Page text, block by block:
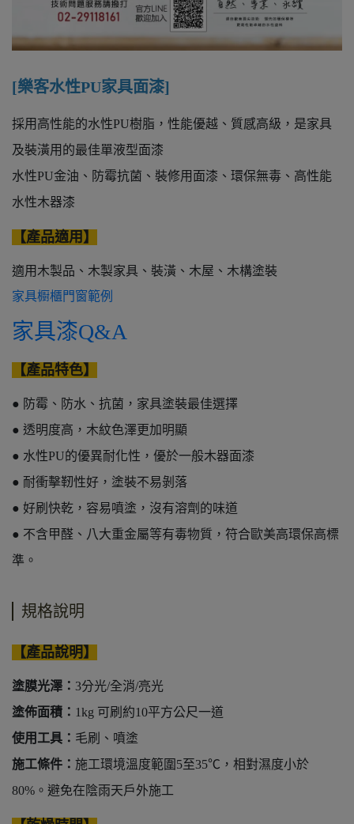
[樂客水性PU家具面漆]
採用高性能的水性PU樹脂，性能優越、質感高級，是家具
及裝潢用的最佳單液型面漆
水性PU金油、防霉抗菌、裝修用面漆、環保無毒、高性能
水性木器漆
【產品適用】
適用木製品、木製家具、裝潢、木屋、木構塗裝
家具櫉櫃門窗範例
家具漆Q&A
【產品特色】
● 防霉、防水、抗菌，家具塗裝最佳選擇
● 透明度高，木紋色澤更加明顯
● 水性PU的優異耐化性，優於一般木器面漆
● 耐衝擊靭性好，塗裝不易剝落
● 好刷快乾，容易噴塗，沒有溶劑的味道
● 不含甲醛、八大重金屬等有毒物質，符合歐美高環保高標
準。
規格說明
【產品說明】
塗膜光澤： 3分光/全消/亮光
塗佈面積： 1kg 可刷約10平方公尺一道
使用工具： 毛刷、噴塗
施工條件： 施工環境溫度範圍5至35℃，相對濕度小於
80%。避免在陰雨天戶外施工